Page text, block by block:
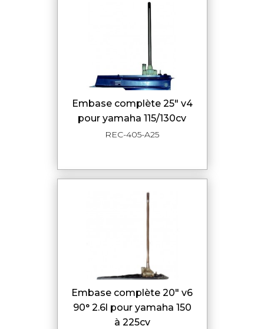
embase complète 25" v4
pour yamaha 115/130cv
REC-405-A25
embase complète 20" v6
90° 2.6l pour yamaha 150
à 225cv